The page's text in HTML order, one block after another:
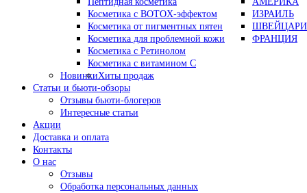
Косметика с BOTOX-эффектом
Косметика от пигментных пятен
Косметика для проблемной кожи
Косметика с Ретинолом
Косметика с витамином С
ИЗРАИЛЬ
ФРАНЦИЯ
НовинкиХиты продаж
Статьи и бьюти-обзоры
Отзывы бьюти-блогеров
Интересные статьи
Акции
Доставка и оплата
Контакты
О нас
Отзывы
Обработка персональных данных